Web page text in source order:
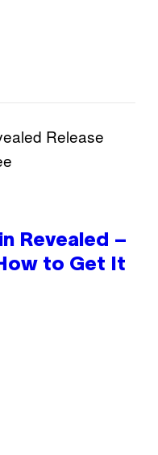
Revealed –
to Get It